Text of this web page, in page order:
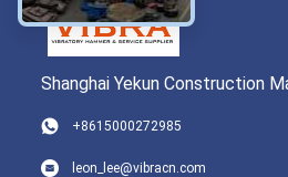
Shanghai Yekun Construction
+8615000272985
leon_lee@vibracn.com